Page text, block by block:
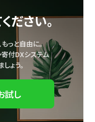
ださい。
っと自由に。
付DXシステム
ょう。
試し